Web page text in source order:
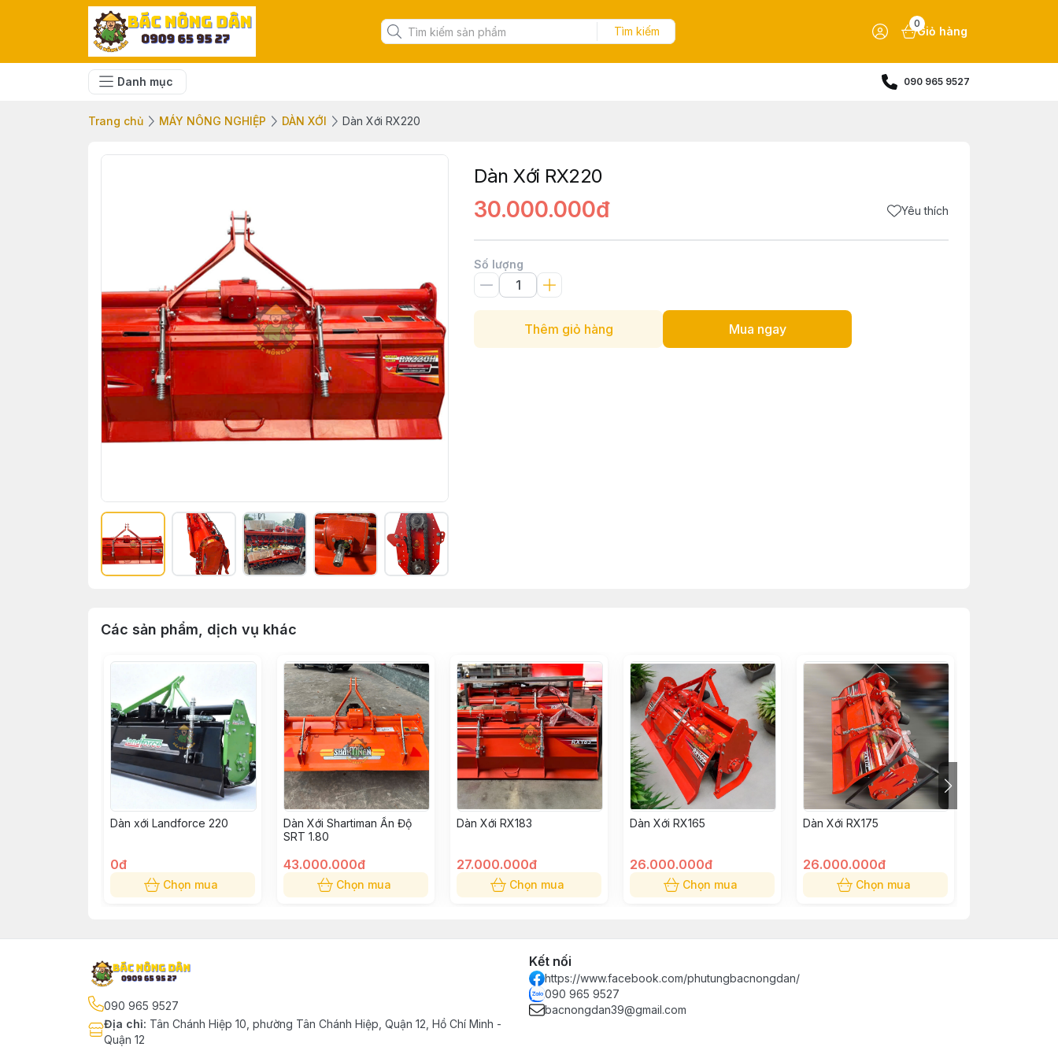
Tìm kiếm
0
Giỏ hàng
Danh mục 090 965 9527
Trang chủ MÁY NÔNG NGHIỆP DÀN XỚI Dàn Xới RX220
Dàn Xới RX220
30.000.000đ Yêu thích
Số lượng
Thêm giỏ hàng Mua ngay
Các sản phẩm, dịch vụ khác
Dàn xới Landforce 220
0đ
Chọn mua
Dàn Xới Shartiman Ấn Độ
SRT 1.80
43.000.000đ
Chọn mua
Dàn Xới RX183
27.000.000đ
Chọn mua
Dàn Xới RX165
26.000.000đ
Chọn mua
Dàn Xới RX175
26.000.000đ
Chọn mua
090 965 9527
Địa chỉ: Tân Chánh Hiệp 10, phường Tân Chánh Hiệp, Quận 12, Hồ Chí Minh -
Quận 12
Kết nối
https://www.facebook.com/phutungbacnongdan/
090 965 9527
bacnongdan39@gmail.com